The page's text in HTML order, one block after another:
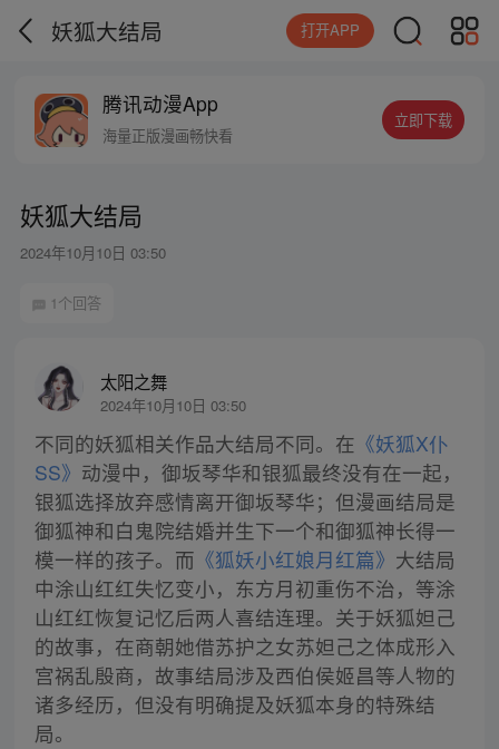
妖狐大结局 打开APP
腾讯动漫App
海量正版漫画畅快看
立即下载
妖狐大结局
2024年10月10日 03:50
1个回答
太阳之舞
2024年10月10日 03:50
不同的妖狐相关作品大结局不同。在 《妖狐X仆
SS》 动漫中，御坂琴华和银狐最终没有在一起，
银狐选择放弃感情离开御坂琴华；但漫画结局是
御狐神和白鬼院结婚并生下一个和御狐神长得一
模一样的孩子。而 《狐妖小红娘月红篇》 大结局
中涂山红红失忆变小，东方月初重伤不治，等涂
山红红恢复记忆后两人喜结连理。关于妖狐妲己
的故事，在商朝她借苏护之女苏妲己之体成形入
宫祸乱殷商，故事结局涉及西伯侯姬昌等人物的
诸多经历，但没有明确提及妖狐本身的特殊结
局。